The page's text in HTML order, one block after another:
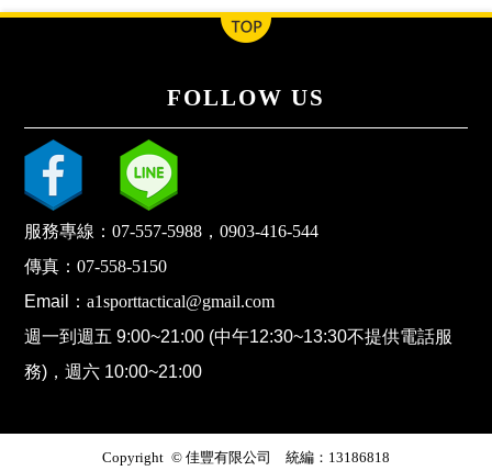
FOLLOW US
服務專線：07-557-5988 ，0903-416-544
傳真：07-558-5150
Email：a1sporttactical@gmail.com
週一到週五 9:00~21:00 (中午12:30~13:30不提供電話服
務)，週六 10:00~21:00
Copyright © 佳豐有限公司 統編：13186818